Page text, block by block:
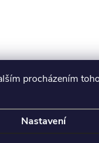
procházením
Nastavení